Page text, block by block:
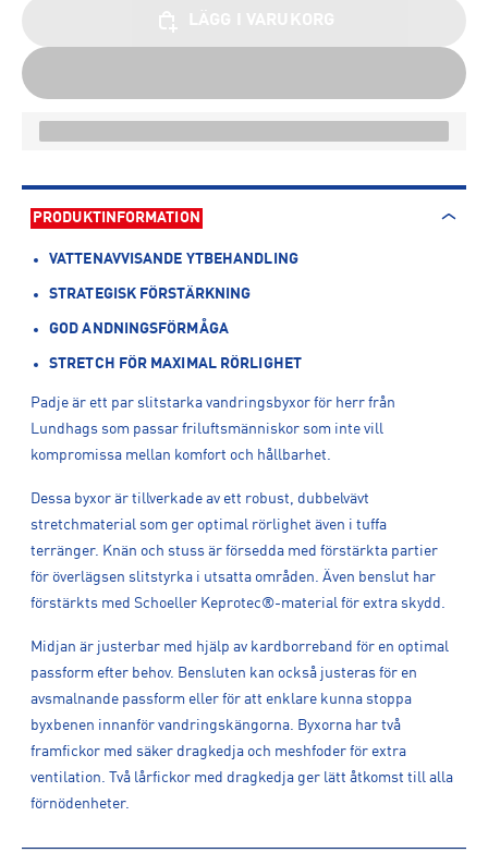
PRODUKTINFORMATION
VATTENAVVISANDE YTBEHANDLING
STRATEGISK FÖRSTÄRKNING
GOD ANDNINGSFÖRMÅGA
STRETCH FÖR MAXIMAL RÖRLIGHET
Padje är ett par slitstarka vandringsbyxor för herr från
Lundhags som passar friluftsmänniskor som inte vill
kompromissa mellan komfort och hållbarhet.
Dessa byxor är tillverkade av ett robust, dubbelvävt
stretchmaterial som ger optimal rörlighet även i tuffa
terränger. Knän och stuss är försedda med förstärkta partier
för överlägsen slitstyrka i utsatta områden. Även benslut har
förstärkts med Schoeller Keprotec®-material för extra skydd.
Midjan är justerbar med hjälp av kardborreband för en optimal
passform efter behov. Bensluten kan också justeras för en
avsmalnande passform eller för att enklare kunna stoppa
byxbenen innanför vandringskängorna. Byxorna har två
framfickor med säker dragkedja och meshfoder för extra
ventilation. Två lårfickor med dragkedja ger lätt åtkomst till alla
förnödenheter.